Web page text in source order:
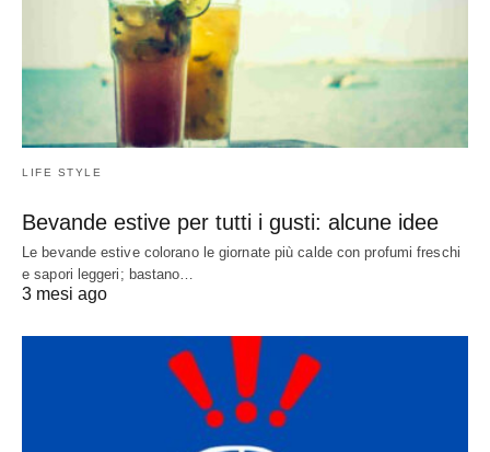
LIFE STYLE
Bevande estive per tutti i gusti: alcune idee
Le bevande estive colorano le giornate più calde con profumi freschi
e sapori leggeri; bastano…
3 mesi ago